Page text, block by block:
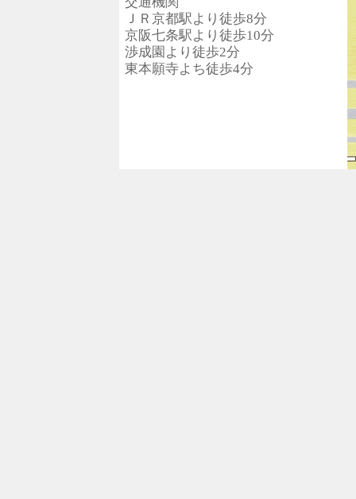
ＪＲ京都駅より徒歩8分
京阪七条駅より徒歩10分
渉成園より徒歩2分
東本願寺よち徒歩4分